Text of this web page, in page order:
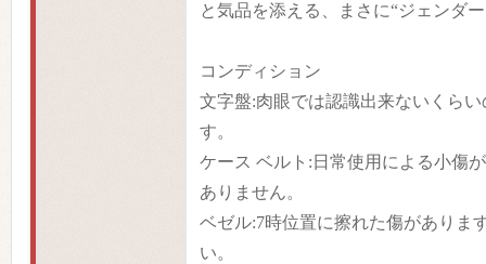
と気品を添える、まさに“ジェンダ
コンディション
文字盤:肉眼では認識出来ないくら
す。
ケース ベルト:日常使用による小傷
ありません。
ベゼル:7時位置に擦れた傷がありま
い。